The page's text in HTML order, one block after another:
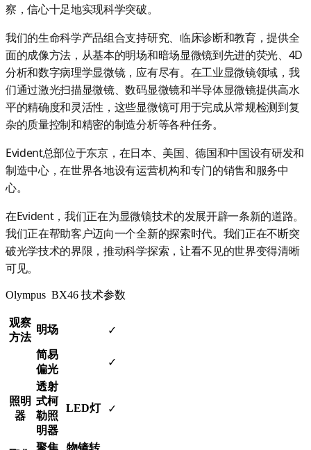
察，信心十足地实现科学突破。
我们的生命科学产品组合支持研究、临床诊断和教育，提供全
面的成像方法，从基本的明场和暗场显微镜到先进的荧光、4D
分析和数字病理学显微镜，应有尽有。在工业显微镜领域，我
们通过激光扫描显微镜、数码显微镜和半导体显微镜提供高水
平的精确度和灵活性，这些显微镜可用于完成从常规检测到复
杂的质量控制和精密的制造分析等各种任务。
Evident总部位于东京，在日本、美国、德国和中国设有研发和
制造中心，在世界各地设有运营机构和专门的销售和服务中
心。
在Evident，我们正在为显微镜技术的发展开辟一条新的道路。
我们正在帮助客户迈向一个全新的探索时代。我们正在不断突
破光学技术的界限，推动科学探索，让看不见的世界变得清晰
可见。
Olympus BX46 技术参数
观察
方法
明场 ✓
简易
偏光
✓
照明
器
透射
式柯
勒照
明器
LED灯 ✓
聚焦
物镜转